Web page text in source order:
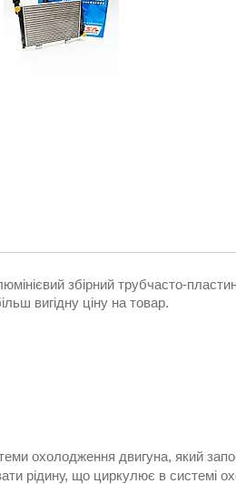
збірний трубчасто-
вигідну ціну на товар.
охолодження двигуна, який
рідину, що циркулює в системі